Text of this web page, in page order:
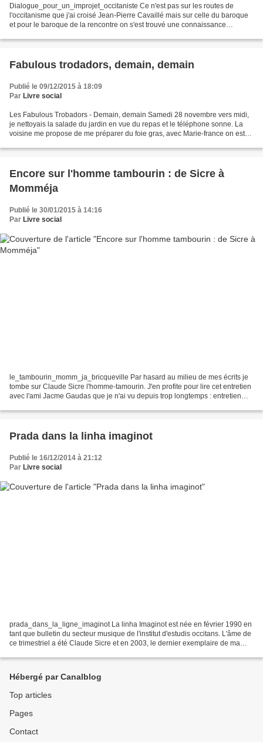
Dialogue_pour_un_improjet_occitaniste Ce n'est pas sur les routes de
l'occitanisme que j'ai croisé Jean-Pierre Cavaillé mais sur celle du baroque
et pour le baroque de la rencontre on s'est trouvé une connaissance
Fabulous trodadors, demain, demain
Publié le 09/12/2015 à 18:09
Par Livre social
Les Fabulous Trobadors - Demain, demain Samedi 28 novembre vers midi,
je nettoyais la salade du jardin en vue du repas et le téléphone sonne. La
voisine me propose de me préparer du foie gras, avec Marie-france on est
Encore sur l'homme tambourin : de Sicre à
Momméja
Publié le 30/01/2015 à 14:16
Par Livre social
le_tambourin_momm_ja_bricqueville Par hasard au milieu de mes écrits je
tombe sur Claude Sicre l'homme-tamourin. J'en profite pour lire cet entretien
avec l'ami Jacme Gaudas que je n'ai vu depuis trop longtemps : entretien
Prada dans la linha imaginot
Publié le 16/12/2014 à 21:12
Par Livre social
prada_dans_la_ligne_imaginot La linha Imaginot est née en février 1990 en
tant que bulletin du secteur musique de l'institut d'estudis occitans. L'âme de
ce trimestriel a été Claude Sicre et en 2003, le dernier exemplaire de ma
Hébergé par Canalblog
Top articles
Pages
Contact